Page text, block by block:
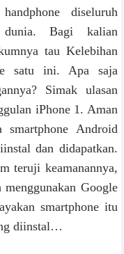
handphone diseluruh
dunia. Bagi kalian
tau Kelebihan
satu ini. Apa saja
Simak ulasan
iPhone 1. Aman
Android
dan didapatkan.
teruji keamanannya,
Google
smartphone itu
diinstal…